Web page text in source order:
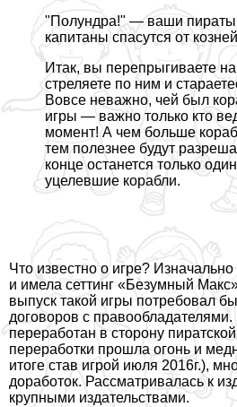
"Полундра!" — ваши пираты
капитаны спасутся от
Итак, вы перепрыгиваете
стреляете по ним и
Вовсе неважно, чей был
игры — важно только кто
момент! А чем больше
тем полезнее будут
конце останется только
уцелевшие корабли.
Что известно о игре?
и имела сеттинг «Безумный
выпуск такой игры потребовал
договоров с
переработан в сторону
переработки прошла огонь и
итоге став игрой июля 2016г.),
доработок. Рассматривалась к
крупными издательствами.